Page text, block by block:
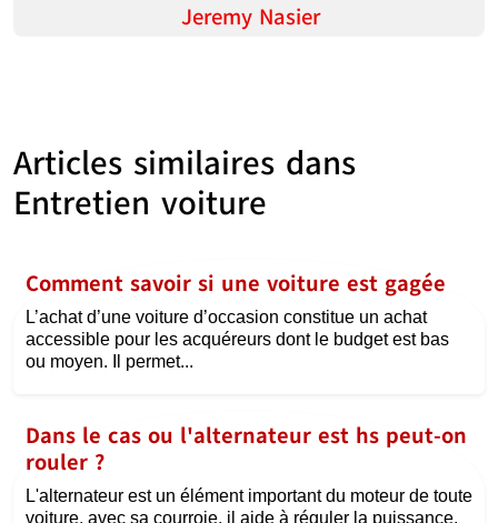
Jeremy Nasier
Articles similaires dans
Entretien voiture
Comment savoir si une voiture est gagée
L’achat d’une voiture d’occasion constitue un achat
accessible pour les acquéreurs dont le budget est bas
ou moyen. Il permet...
Dans le cas ou l'alternateur est hs peut-on
rouler ?
L'alternateur est un élément important du moteur de toute
voiture, avec sa courroie, il aide à réguler la puissance,